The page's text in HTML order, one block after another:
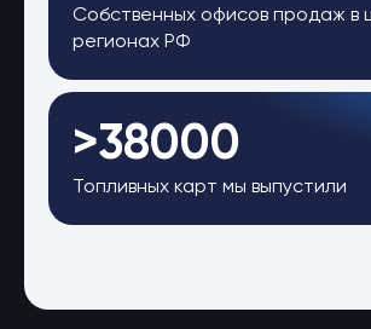
Собственных офисов продаж в
регионах РФ
>38000
Топливных карт мы выпустили